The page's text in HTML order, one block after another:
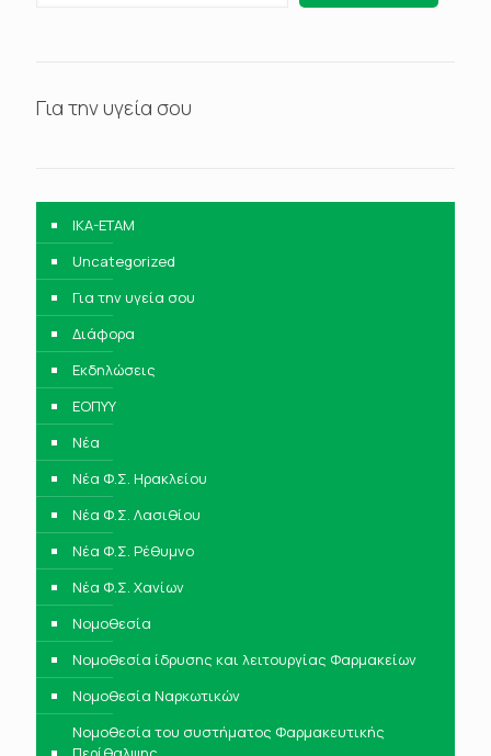
Για την υγεία σου
IKA-ETAM
Uncategorized
Για την υγεία σου
Διάφορα
Εκδηλώσεις
ΕΟΠΥΥ
Νέα
Νέα Φ.Σ. Ηρακλείου
Νέα Φ.Σ. Λασιθίου
Νέα Φ.Σ. Ρέθυμνο
Νέα Φ.Σ. Χανίων
Νομοθεσία
Νομοθεσία ίδρυσης και λειτουργίας Φαρμακείων
Νομοθεσία Ναρκωτικών
Νομοθεσία του συστήματος Φαρμακευτικής